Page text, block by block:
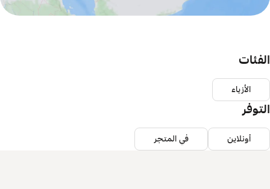
الفئات
الأزياء
التوفر
أونلاين في المتجر